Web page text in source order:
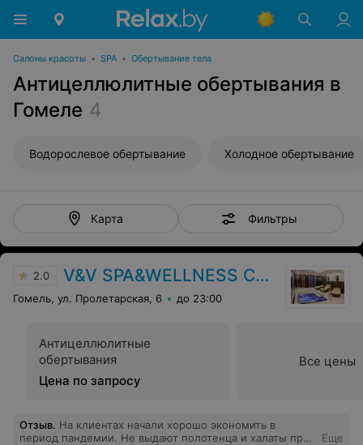
Салоны красоты • SPA • Обертывание тела
Антицеллюлитные обертывания в
Гомеле 4
Водорослевое обертывание Холодное обертывание
Карта Фильтры
2.0 V&V SPA&WELLNESS CENTER
Гомель, ул. Пролетарская, 6 до 23:00
Антицеллюлитные
обертывания
Цена по запросу
Все цены
Отзыв. На клиентах начали хорошо экономить в
период пандемии. Не выдают полотенца и халаты при
Еще